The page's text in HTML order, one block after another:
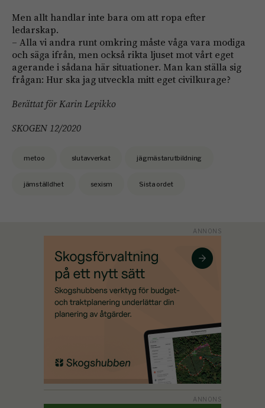
Men allt handlar inte bara om att ropa efter
ledarskap.
– Alla vi andra runt omkring måste våga vara modiga
och säga ifrån, men också rikta ljuset mot vårt eget
agerande i sådana här situationer. Man kan ställa sig
frågan: Hur ska jag utveckla mitt eget civilkurage?
Berättat för Karin Lepikko
SKOGEN 12/2020
metoo slutavverkat jägmästarutbildning
jämställdhet sexism Sista ordet